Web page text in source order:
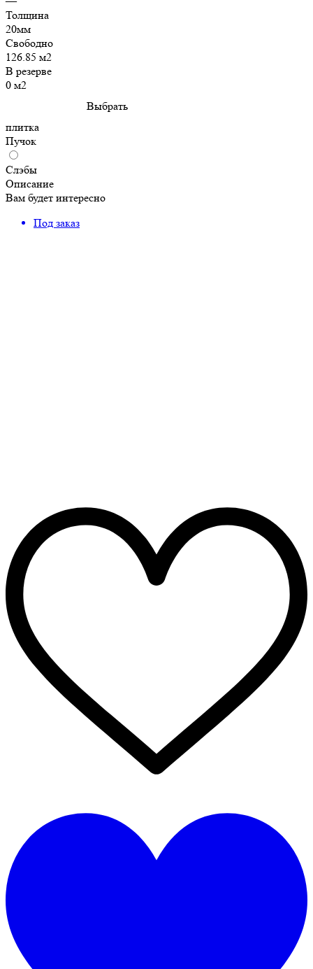
Толщина
20мм
Свободно
126.85 м2
В резерве
0 м2
Выбрать
плитка
Пучок
Слэбы
Описание
Вам будет интересно
Под заказ